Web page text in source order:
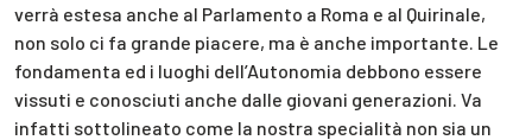
verrà estesa anche al Parlamento a Roma e al Quirinale,
non solo ci fa grande piacere, ma è anche importante. Le
fondamenta ed i luoghi dell’Autonomia debbono essere
vissuti e conosciuti anche dalle giovani generazioni. Va
infatti sottolineato come la nostra specialità non sia un